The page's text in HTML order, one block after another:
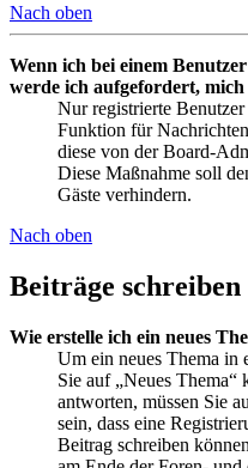
Nach oben
Wenn ich bei einem
werde ich aufgefordert, mich
Nur registrierte
Funktion für
diese von der Board-
Diese Maßnahme soll
Gäste verhindern.
Nach oben
Beiträge schreiben
Wie erstelle ich ein neues
Um ein neues Thema in
Sie auf „Neues
antworten, müssen Sie
sein, dass eine
Beitrag schreiben